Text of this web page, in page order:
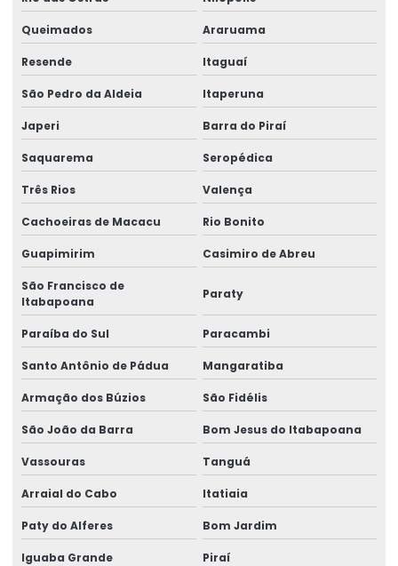
Fornecedores de talha elétrica
Freio para ponte rolante multimarcas
Gancho para ponte rolante
Importadora de equipamento swf
Importadora de peças ponte rolante multimarcas
Instalação de barramento blindado
Instalação De Pontes Rolantes Com Segurança
Instalação de nr 12 em pontes rolantes
Inversor de frequência para ponte rolante
Laudo de ponte rolante
Manutenção Corretiva De Pontes Rolantes
Manutenção corretiva de ponte rolante em am
Manutenção corretiva de ponte rolante em sc
Manutenção corretiva em pontes rolantes
Queimados Araruama
Resende Itaguaí
São Pedro da Aldeia Itaperuna
Japeri Barra do Piraí
Saquarema Seropédica
Três Rios Valença
Cachoeiras de Macacu Rio Bonito
Guapimirim Casimiro de Abreu
São Francisco de
Itabapoana
Paraty
Paraíba do Sul Paracambi
Santo Antônio de Pádua Mangaratiba
Armação dos Búzios São Fidélis
São João da Barra Bom Jesus do Itabapoana
Vassouras Tanguá
Arraial do Cabo Itatiaia
Paty do Alferes Bom Jardim
Iguaba Grande Piraí